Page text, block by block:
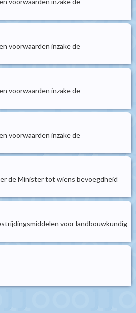
voorwaarden inzake de
voorwaarden inzake de
voorwaarden inzake de
voorwaarden inzake de
de Minister tot wiens bevoegdheid
voor landbouwkundig